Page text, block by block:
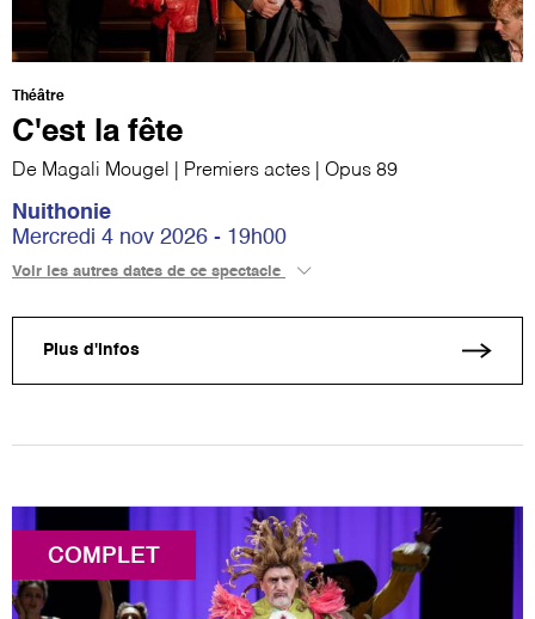
Théâtre
C'est la fête
De Magali Mougel | Premiers actes | Opus 89
Nuithonie
Mercredi 4 nov 2026 - 19h00
Voir les autres dates de ce spectacle
Plus d'infos
COMPLET